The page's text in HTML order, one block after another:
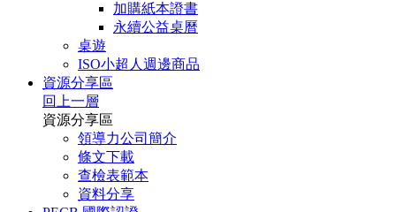
加購紙本證書
永續公益桌曆
桌遊
ISO小超人週邊商品
資源分享區
回上一層
資源分享區
領導力公司簡介
條文下載
查檢表範本
資料分享